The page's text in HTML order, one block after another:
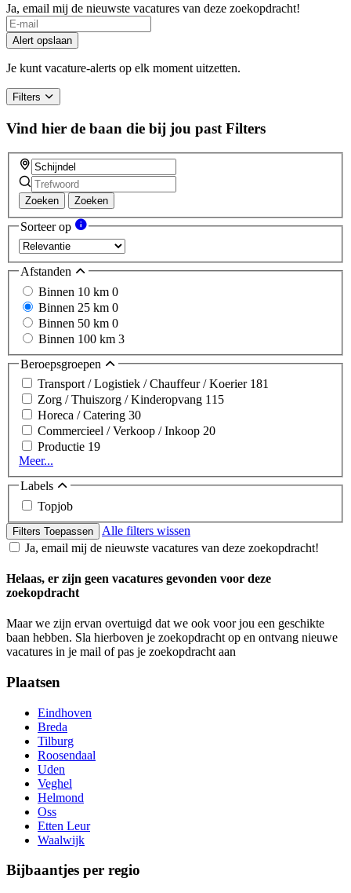
Ja, email mij de nieuwste vacatures van deze zoekopdracht!
Alert opslaan
Je kunt vacature-alerts op elk moment uitzetten.
Filters
Vind hier de baan die bij jou past Filters
Zoeken Zoeken
Sorteer op
Afstanden
Binnen 10 km 0
Binnen 25 km 0
Binnen 50 km 0
Binnen 100 km 3
Beroepsgroepen
Transport / Logistiek / Chauffeur / Koerier 181
Zorg / Thuiszorg / Kinderopvang 115
Horeca / Catering 30
Commercieel / Verkoop / Inkoop 20
Productie 19
Meer...
Labels
Topjob
Filters Toepassen
Alle filters wissen
Ja, email mij de nieuwste vacatures van deze zoekopdracht!
Helaas, er zijn geen vacatures gevonden voor deze
zoekopdracht
Maar we zijn ervan overtuigd dat we ook voor jou een geschikte
baan hebben. Sla hierboven je zoekopdracht op en ontvang nieuwe
vacatures in je mail of pas je zoekopdracht aan
Plaatsen
Eindhoven
Breda
Tilburg
Roosendaal
Uden
Veghel
Helmond
Oss
Etten Leur
Waalwijk
Bijbaantjes per regio